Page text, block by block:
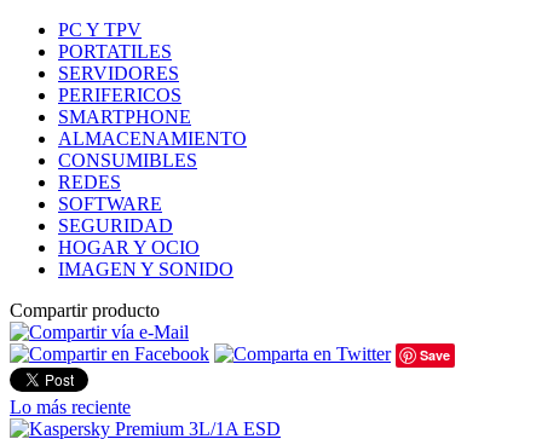
PC Y TPV
PORTATILES
SERVIDORES
PERIFERICOS
SMARTPHONE
ALMACENAMIENTO
CONSUMIBLES
REDES
SOFTWARE
SEGURIDAD
HOGAR Y OCIO
IMAGEN Y SONIDO
Compartir producto
Save
Lo más reciente